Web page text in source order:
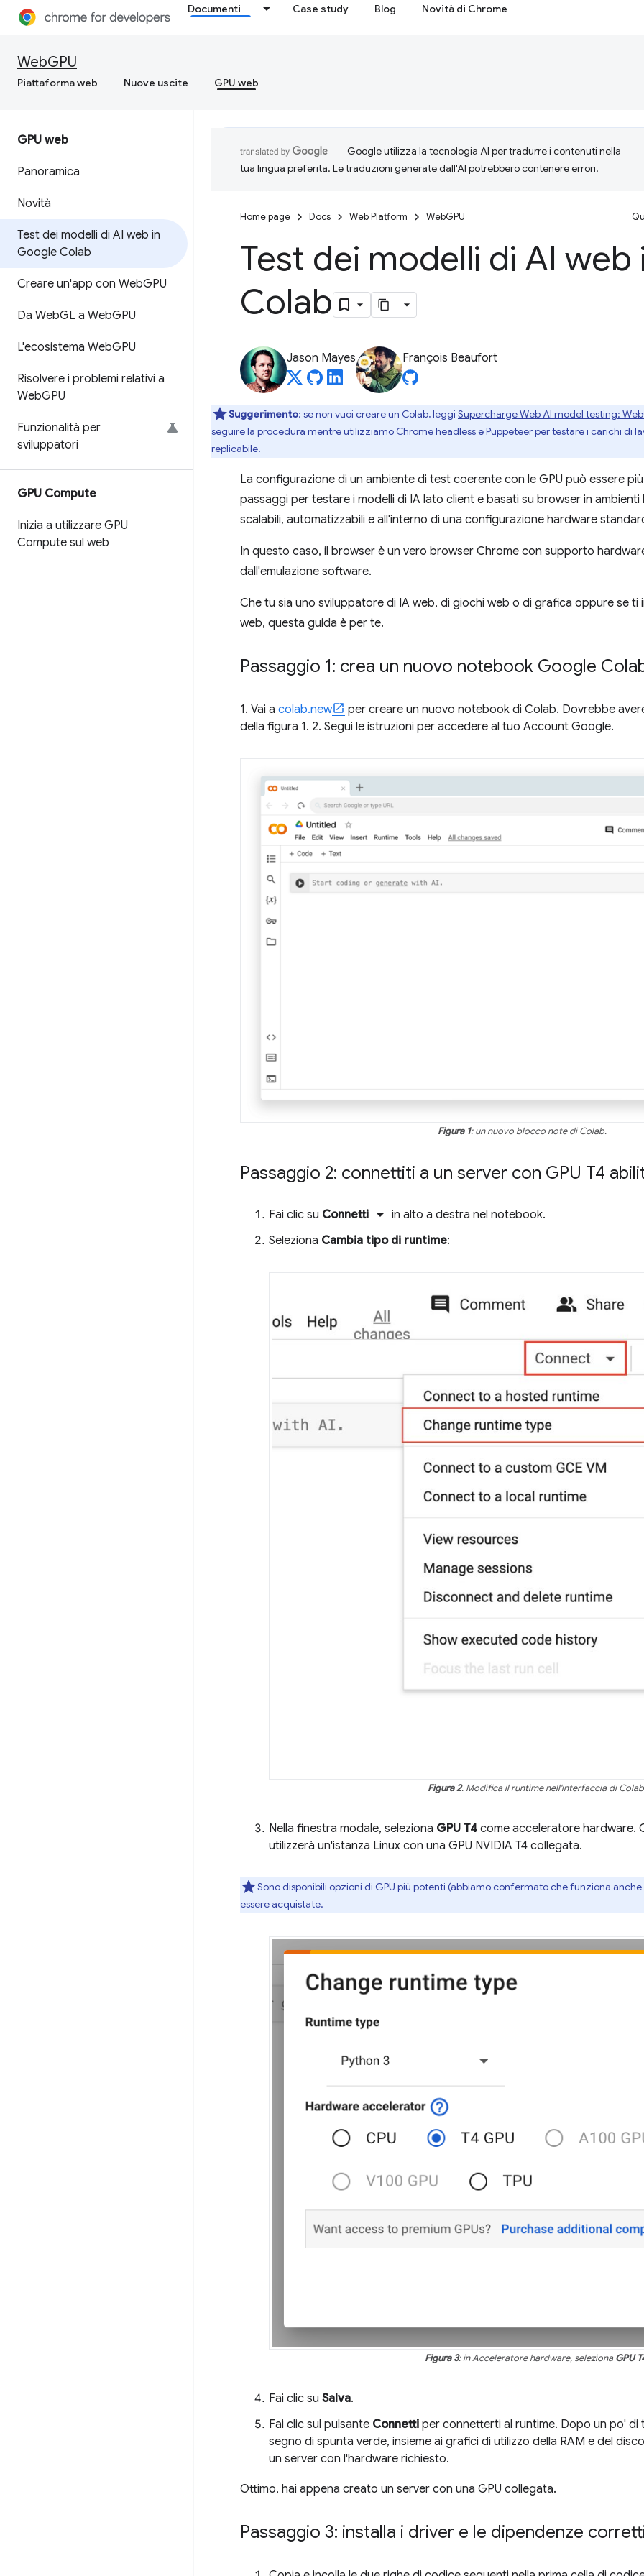
Documenti Case study Blog Novità di Chrome
WebGPU
Piattaforma web Nuove uscite GPU web
GPU web
Panoramica
Novità
Test dei modelli di AI web in
Google Colab
Creare un'app con WebGPU
Da WebGL a WebGPU
L'ecosistema WebGPU
Risolvere i problemi relativi a
WebGPU
Funzionalità per
sviluppatori
GPU Compute
Inizia a utilizzare GPU
Compute sul web
Google utilizza la tecnologia AI per tradurre i contenuti nella
tua lingua preferita. Le traduzioni generate dall'AI potrebbero contenere errori.
Home page Docs Web Platform WebGPU
Test dei modelli di AI
Colab
Jason Mayes François Beaufort
Suggerimento: se non vuoi creare un Colab, leggi Supercharge Web AI model testing:
seguire la procedura mentre utilizziamo Chrome headless e Puppeteer per testare i carichi di
replicabile.
La configurazione di un ambiente di test coerente con le GPU può essere
passaggi per testare i modelli di IA lato client e basati su browser in
scalabili, automatizzabili e all'interno di una configurazione hardware
In questo caso, il browser è un vero browser Chrome con supporto
dall'emulazione software.
Che tu sia uno sviluppatore di IA web, di giochi web o di grafica oppure se ti
web, questa guida è per te.
Passaggio 1: crea un nuovo notebook Google
1. Vai a colab.new
per creare un nuovo notebook di Colab. Dovrebbe
della figura 1. 2. Segui le istruzioni per accedere al tuo Account Google.
Figura 1: un nuovo blocco note di Colab.
Passaggio 2: connettiti a un server con GPU T4
Fai clic su Connetti arrow_drop_down in alto a destra nel notebook.
Seleziona Cambia tipo di runtime:
Figura 2. Modifica il runtime nell'interfaccia di
Nella finestra modale, seleziona GPU T4 come acceleratore hardware.
utilizzerà un'istanza Linux con una GPU NVIDIA T4 collegata.
Sono disponibili opzioni di GPU più potenti (abbiamo confermato che funziona
essere acquistate.
Figura 3: in Acceleratore hardware, selezionaGPU
Fai clic su Salva.
Fai clic sul pulsante Connetti per connetterti al runtime. Dopo un po' di
segno di spunta verde, insieme ai grafici di utilizzo della RAM e del
un server con l'hardware richiesto.
Ottimo, hai appena creato un server con una GPU collegata.
Passaggio 3: installa i driver e le dipendenze